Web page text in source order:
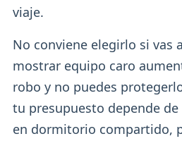
viaje.
No conviene elegirlo si vas
mostrar equipo caro
robo y no puedes
tu presupuesto depende
en dormitorio compartido,